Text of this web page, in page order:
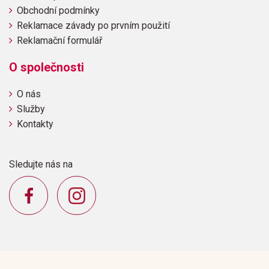
Obchodní podmínky
Reklamace závady po prvním použití
Reklamační formulář
O společnosti
O nás
Služby
Kontakty
Sledujte nás na